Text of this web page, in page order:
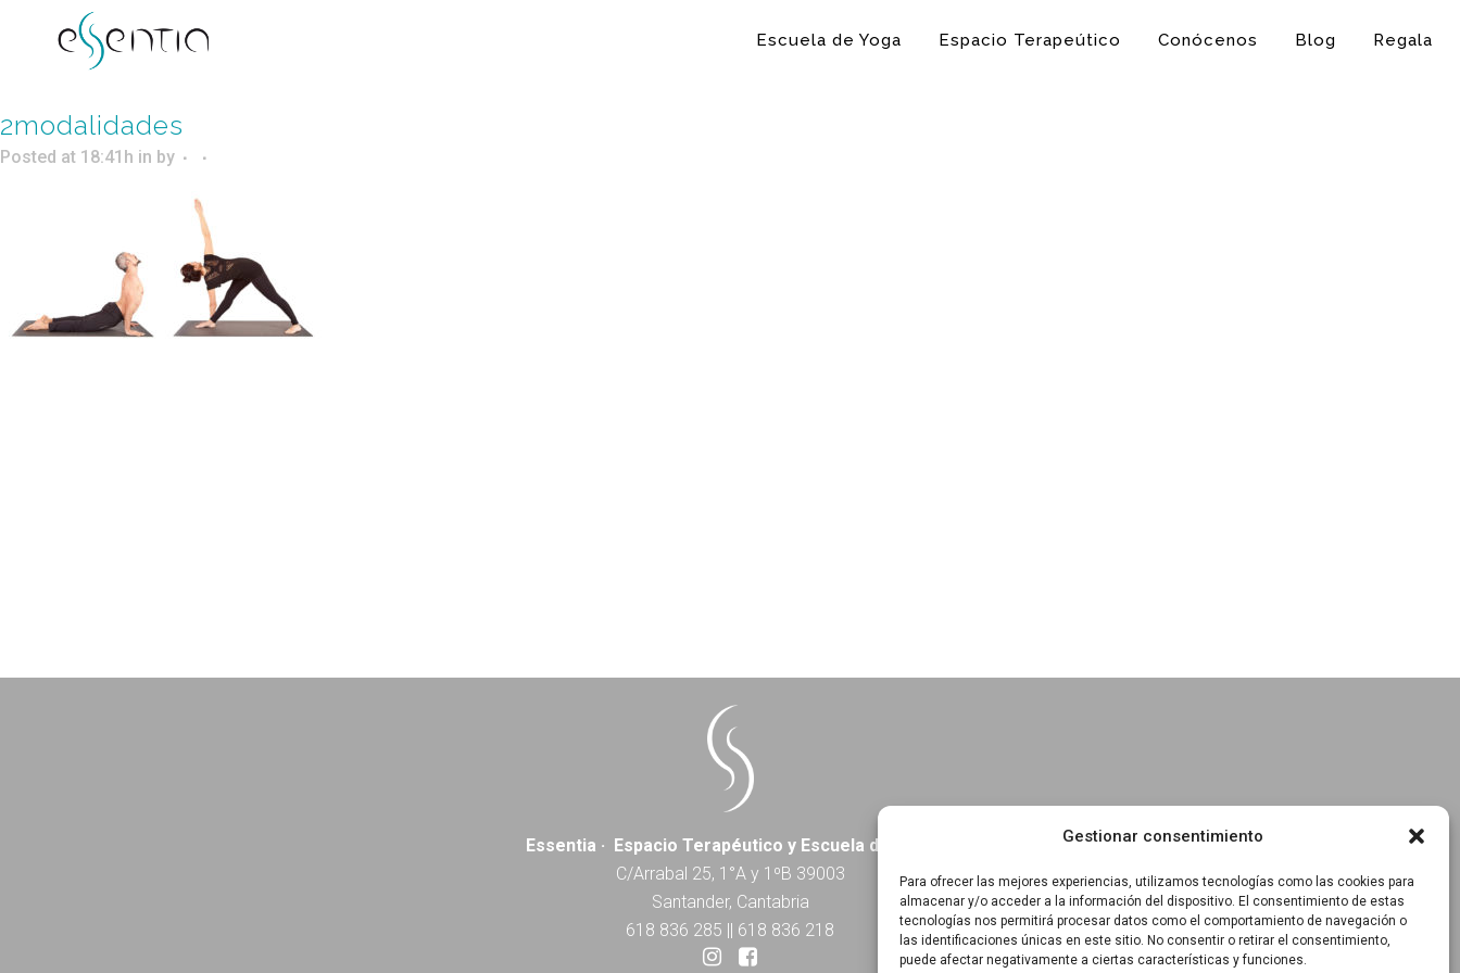
Gestionar consentimiento
Para ofrecer las mejores experiencias, utilizamos tecnologías como las cookies para
almacenar y/o acceder a la información del dispositivo. El consentimiento de estas
tecnologías nos permitirá procesar datos como el comportamiento de navegación o
las identificaciones únicas en este sitio. No consentir o retirar el consentimiento,
puede afectar negativamente a ciertas características y funciones.
Escuela de Yoga Espacio Terapeútico Conócenos Blog Regala
2modalidades
Posted at 18:41h in by
Essentia · Espacio Terapéutico y Escuela de Yoga
C/Arrabal 25, 1°A y 1ºB 39003
Santander, Cantabria
618 836 285 || 618 836 218